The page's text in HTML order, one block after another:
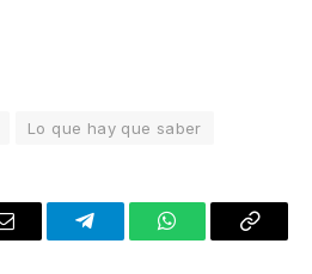
Lo que hay que saber
Email TelegramWhatsAppCopy